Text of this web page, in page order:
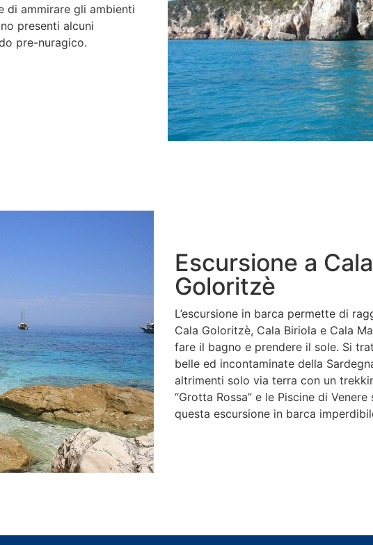
di ammirare gli ambienti
presenti alcuni
pre-nuragico.
Escursione a
Goloritzè
L’escursione in barca permette di
Cala Goloritzè, Cala Biriola e Cala
fare il bagno e prendere il sole. Si
belle ed incontaminate della
altrimenti solo via terra con un
“Grotta Rossa” e le Piscine di
questa escursione in barca